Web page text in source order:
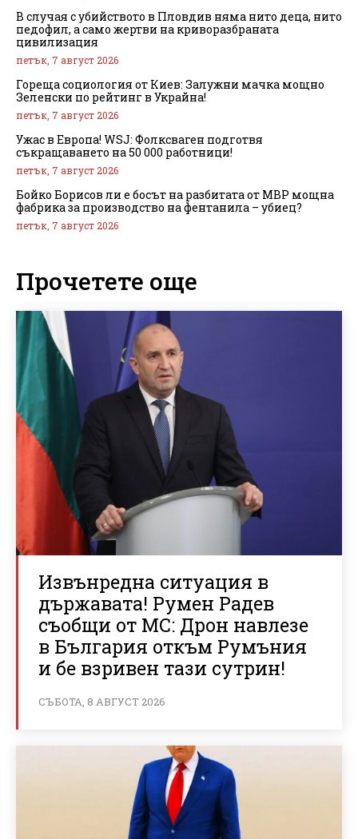
В случая с убийството в Пловдив няма нито деца, нито
педофил, а само жертви на криворазбраната
цивилизация
петък, 7 август 2026
Гореща социология от Киев: Залужни мачка мощно
Зеленски по рейтинг в Украйна!
петък, 7 август 2026
Ужас в Европа! WSJ: Фолксваген подготвя
съкращаването на 50 000 работници!
петък, 7 август 2026
Бойко Борисов ли е босът на разбитата от МВР мощна
фабрика за производство на фентанила – убиец?
петък, 7 август 2026
Прочетете още
Извънредна ситуация в
държавата! Румен Радев
съобщи от МС: Дрон навлезе
в България откъм Румъния
и бе взривен тази сутрин!
СЪБОТА, 8 АВГУСТ 2026